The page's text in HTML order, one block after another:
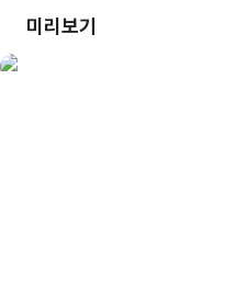
설정과 재미있는 그림으로 가
되었다가 바다가 되는 등 계
미리보기